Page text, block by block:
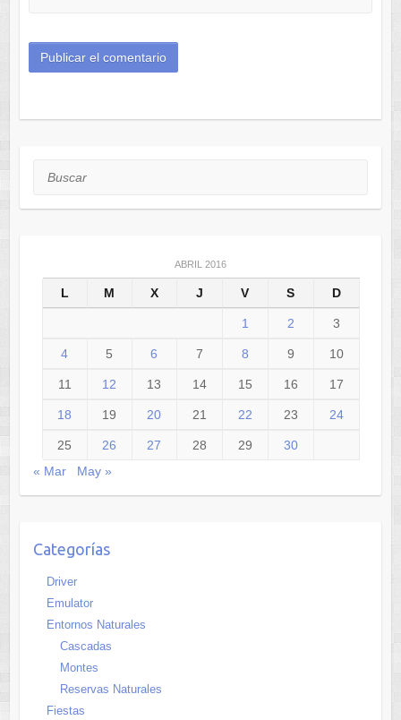
Buscar
ABRIL 2016
L M X J V S D
1 2 3
4 5 6 7 8 9 10
11 12 13 14 15 16 17
18 19 20 21 22 23 24
25 26 27 28 29
30
« Mar
May »
Categorías
Driver
Emulator
Entornos Naturales
Cascadas
Montes
Reservas Naturales
Fiestas